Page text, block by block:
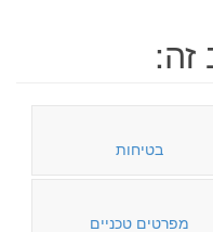
זה:
בטיחות
מפרטים טכניים